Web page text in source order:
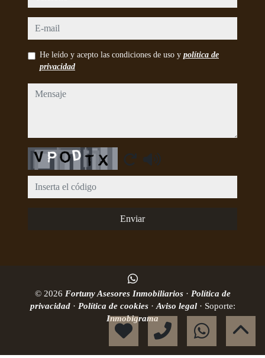
e-mail
He leído y acepto las condiciones de uso y política de
privacidad
mensaje
Captcha
Enviar
© 2026 Fortuny Asesores Inmobiliarios · Política de
privacidad · Política de cookies · Aviso legal · Soporte:
Inmobigrama